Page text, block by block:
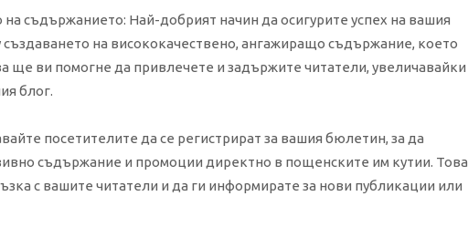
съдържанието: Най-добрият начин да осигурите успех на вашия
създаването на висококачествено, ангажиращо съдържание, което
ще ви помогне да привлечете и задържите читатели, увеличавайки
блог.
посетителите да се регистрират за вашия бюлетин, за да
съдържание и промоции директно в пощенските им кутии. Това
с вашите читатели и да ги информирате за нови публикации или